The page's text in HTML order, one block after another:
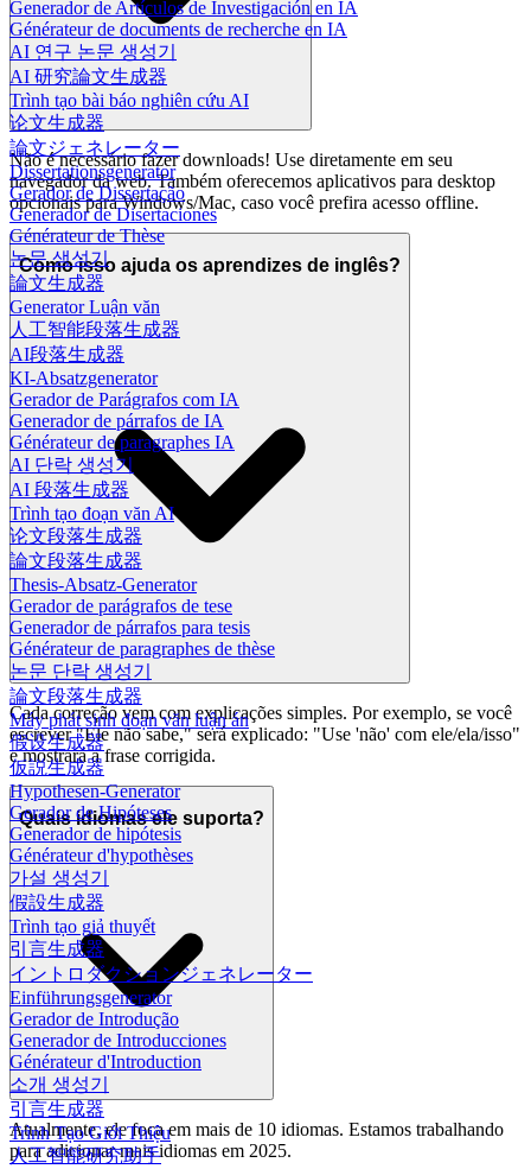
Generador de Artículos de Investigación en IA
Générateur de documents de recherche en IA
AI 연구 논문 생성기
AI 研究論文生成器
Trình tạo bài báo nghiên cứu AI
论文生成器
論文ジェネレーター
Dissertationsgenerator
Gerador de Dissertação
Generador de Disertaciones
Générateur de Thèse
논문 생성기
論文生成器
Generator Luận văn
人工智能段落生成器
AI段落生成器
KI-Absatzgenerator
Gerador de Parágrafos com IA
Generador de párrafos de IA
Générateur de paragraphes IA
AI 단락 생성기
AI 段落生成器
Trình tạo đoạn văn AI
论文段落生成器
論文段落生成器
Thesis-Absatz-Generator
Gerador de parágrafos de tese
Generador de párrafos para tesis
Générateur de paragraphes de thèse
논문 단락 생성기
論文段落生成器
Máy phát sinh đoạn văn luận án
假设生成器
仮説生成器
Hypothesen-Generator
Gerador de Hipóteses
Generador de hipótesis
Générateur d'hypothèses
가설 생성기
假設生成器
Trình tạo giả thuyết
引言生成器
イントロダクションジェネレーター
Einführungsgenerator
Gerador de Introdução
Generador de Introducciones
Générateur d'Introduction
소개 생성기
引言生成器
Trình Tạo Giới Thiệu
人工智能研究助手
Não é necessário fazer downloads! Use diretamente em seu
navegador da web. Também oferecemos aplicativos para desktop
opcionais para Windows/Mac, caso você prefira acesso offline.
Como isso ajuda os aprendizes de inglês?
Cada correção vem com explicações simples. Por exemplo, se você
escrever "Ele não sabe," será explicado: "Use 'não' com ele/ela/isso"
e mostrará a frase corrigida.
Quais idiomas ele suporta?
Atualmente, ele foca em mais de 10 idiomas. Estamos trabalhando
para adicionar mais idiomas em 2025.